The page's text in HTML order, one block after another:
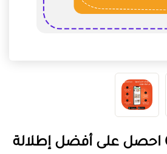
موقع Chicpoint احصل على أفضل إطلالة